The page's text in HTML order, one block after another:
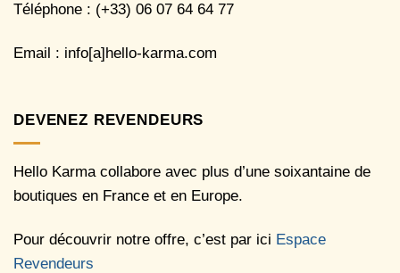
Téléphone : (+33) 06 07 64 64 77
Email : info[a]hello-karma.com
DEVENEZ REVENDEURS
Hello Karma collabore avec plus d’une soixantaine de
boutiques en France et en Europe.
Pour découvrir notre offre, c’est par ici Espace
Revendeurs